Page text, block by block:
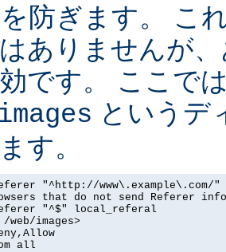
防ぎます。 こ
ありませんが
です。 ここで
というデ
す。
"^http://
that do not send Referer info
"^$" local_referal
images>
all